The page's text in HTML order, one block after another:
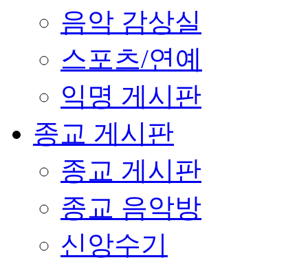
음악 감상실
스포츠/연예
익명 게시판
종교 게시판
종교 게시판
종교 음악방
신앙수기